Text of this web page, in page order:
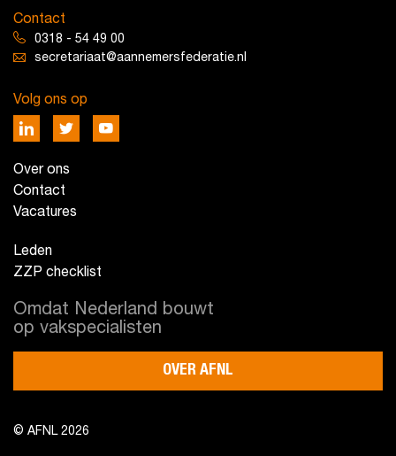
Contact
0318 - 54 49 00
secretariaat@aannemersfederatie.nl
Volg ons op
Over ons
Contact
Vacatures
Leden
ZZP checklist
Omdat Nederland bouwt
op vakspecialisten
OVER AFNL
© AFNL 2026